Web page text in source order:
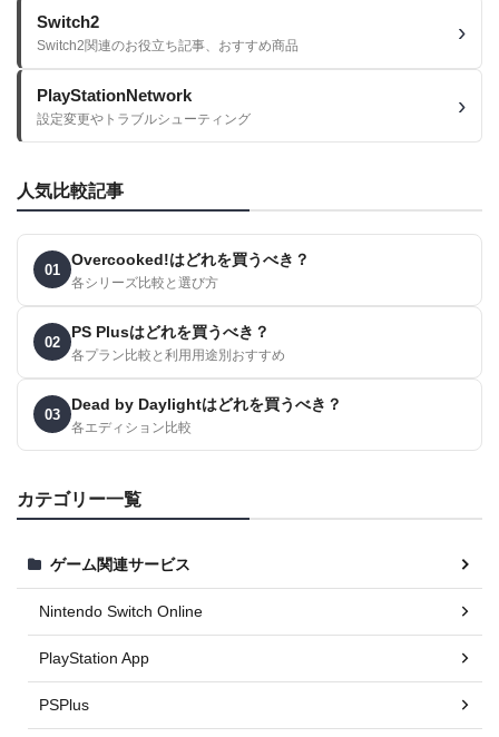
Switch2
Switch2関連のお役立ち記事、おすすめ商品
PlayStationNetwork
設定変更やトラブルシューティング
人気比較記事
01
Overcooked!はどれを買うべき？
各シリーズ比較と選び方
02
PS Plusはどれを買うべき？
各プラン比較と利用用途別おすすめ
03
Dead by Daylightはどれを買うべき？
各エディション比較
カテゴリー一覧
ゲーム関連サービス
Nintendo Switch Online
PlayStation App
PSPlus